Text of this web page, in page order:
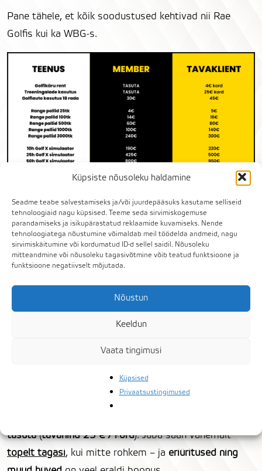
Küpsiste nõusoleku haldamine
Seadme teabe salvestamiseks ja/või juurdepääsuks kasutame selliseid
tehnoloogiaid nagu küpsised. Teeme seda sirvimiskogemuse
parandamiseks ja isikupärastatud reklaamide kuvamiseks. Nende
tehnoloogiatega nõustumine võimaldab meil töödelda andmeid, nagu
sirvimiskäitumine või kordumatud ID-d sellel saidil. Nõusoleku
mitteandmine või nõusoleku tagasivõtmine võib teatud funktsioone ja
funktsioone negatiivselt mõjutada.
Nõustun
Keeldun
Vaata tingimusi
Küpsised
Privaatsustingimused
Pane tähele, et kõik soodustused kehtivad nii Rae
Golfis kui ka WBG-s.
Arvutuslik näide. Topelt tagasi, kui mitte
rohkem..
Maksan Membershipi eest 99 €
voucheri väärtusegakeskmiselt 79 €– olen peaaegu
mängimas. Kasutan
5 korral rendin golfiauto
tasuta(tavahind 25 € / kord). Juba saan vähemalt
topelt tagasi, kui mitte rohkem – ja eriüritused ning